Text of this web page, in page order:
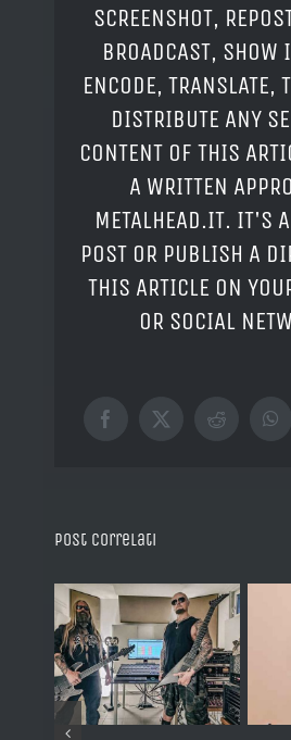
SCREENSHOT,
BROADCAST, SHOW
ENCODE, TRANSLATE,
DISTRIBUTE ANY
CONTENT OF THIS
A WRITTEN
METALHEAD.IT. IT'S
POST OR PUBLISH A
THIS ARTICLE ON
OR SOCIAL
Facebook
X Reddit
Post correlati